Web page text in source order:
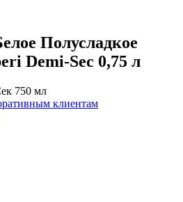
Полусладкое
Demi-Sec 0,75 л
750 мл
клиентам